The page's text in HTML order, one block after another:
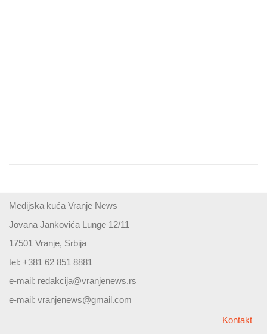
Medijska kuća Vranje News
Jovana Jankovića Lunge 12/11
17501 Vranje, Srbija
tel: +381 62 851 8881
e-mail: redakcija@vranjenews.rs
e-mail: vranjenews@gmail.com
Kontakt